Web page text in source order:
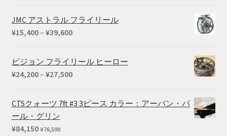
で
し
¥114,400
JMC アストラル フライリール
¥15,400– ¥39,600価
帯:
¥15,400
ビジョン フライリール ヒーロー
¥24,200– ¥27,500価
帯:
CTSクォーツ 7ft #3 3ピース カラー：アーバン・パ
ール・グリン
¥84,150 ¥76,500